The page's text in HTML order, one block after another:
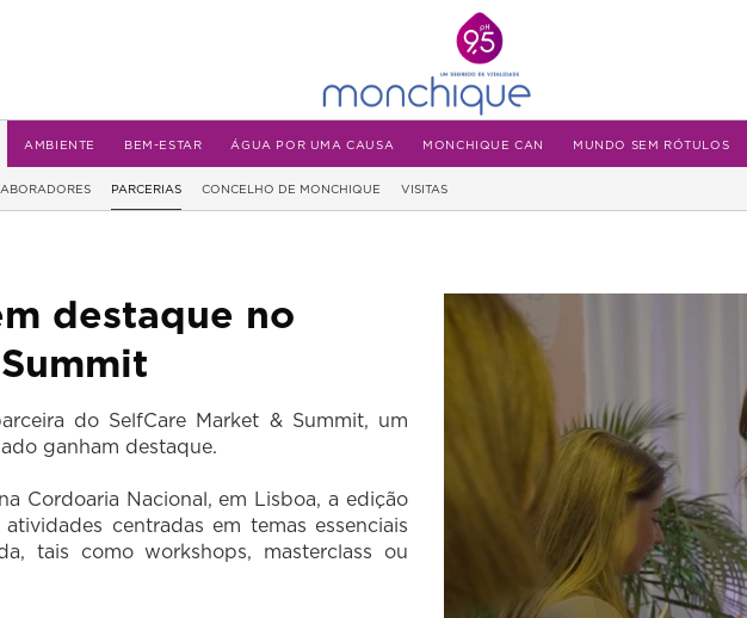
AMBIENTE BEM-ESTAR ÁGUA POR UMA CAUSA MONCHIQUE CAN MUNDO SEM RÓTULOS
PARCERIAS CONCELHO DE MONCHIQUE VISITAS
destaque no
do SelfCare Market & Summit, um
ganham destaque.
Cordoaria Nacional, em Lisboa, a edição
centradas em temas essenciais
tais como workshops, masterclass ou